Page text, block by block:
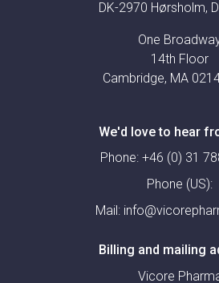
DK-2970 Hørsholm,
One
14th Floor
Cambridge, MA
We'd love to hear
Phone: +46 (0) 31
Phone (US):
Mail:
Billing and mailing
Vicore